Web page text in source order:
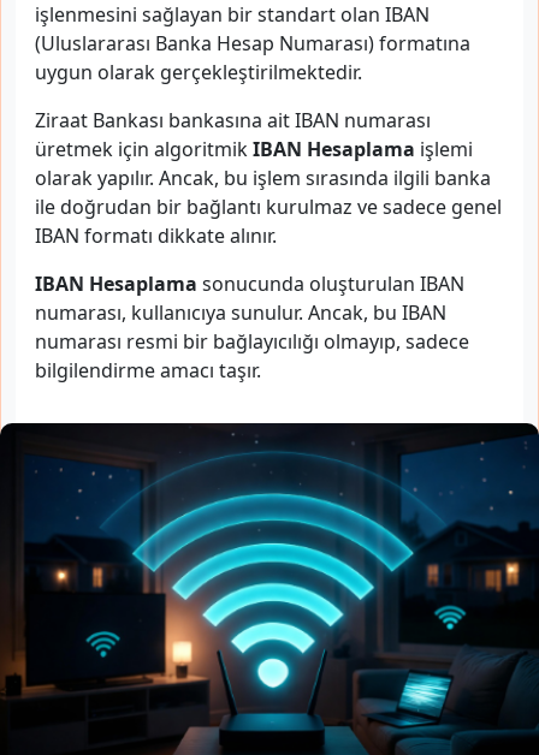
işlenmesini sağlayan bir standart olan IBAN
(Uluslararası Banka Hesap Numarası) formatına
uygun olarak gerçekleştirilmektedir.
Ziraat Bankası bankasına ait IBAN numarası
üretmek için algoritmikIBAN Hesaplama işlemi
olarak yapılır. Ancak, bu işlem sırasında ilgili banka
ile doğrudan bir bağlantı kurulmaz ve sadece genel
IBAN formatı dikkate alınır.
IBAN Hesaplama sonucunda oluşturulan IBAN
numarası, kullanıcıya sunulur. Ancak, bu IBAN
numarası resmi bir bağlayıcılığı olmayıp, sadece
bilgilendirme amacı taşır.